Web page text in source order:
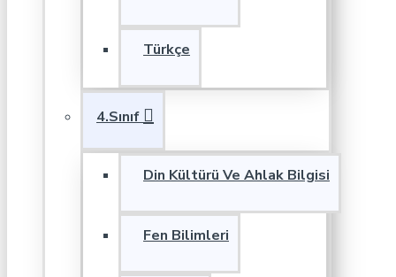
Türkçe
4.Sınıf
Din Kültürü Ve Ahlak Bilgisi
Fen Bilimleri